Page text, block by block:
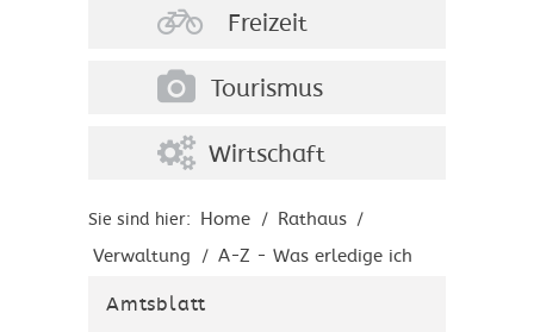
Freizeit
Tourismus
Wirtschaft
Sie sind hier: Home / Rathaus /
Verwaltung / A-Z - Was erledige ich
Amtsblatt